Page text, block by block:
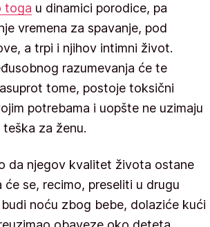
toga u dinamici porodice, pa
vremena za spavanje, pod
a trpi i njihov intimni život.
razumevanja će te
tome, postoje toksični
potrebama i uopšte ne uzimaju
za ženu.
da njegov kvalitet života ostane
se, recimo, preseliti u drugu
noću zbog bebe, dolaziće kući